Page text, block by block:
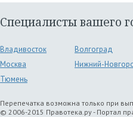
Специалисты вашего
Владивосток
Волгоград
Москва
Нижний-
Тюмень
Перепечатка возможна только при
© 2006-2015 Правотека.ру - Портал